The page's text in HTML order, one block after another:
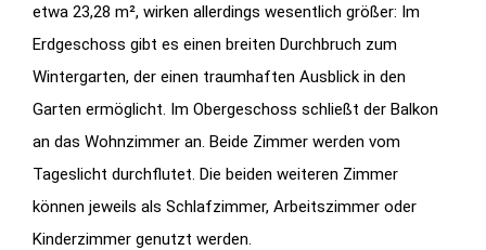
etwa 23,28 m², wirken allerdings wesentlich größer: Im
Erdgeschoss gibt es einen breiten Durchbruch zum
Wintergarten, der einen traumhaften Ausblick in den
Garten ermöglicht. Im Obergeschoss schließt der Balkon
an das Wohnzimmer an. Beide Zimmer werden vom
Tageslicht durchflutet. Die beiden weiteren Zimmer
können jeweils als Schlafzimmer, Arbeitszimmer oder
Kinderzimmer genutzt werden.